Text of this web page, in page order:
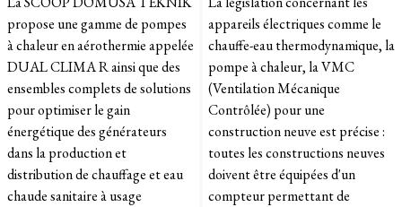
propose une gamme de pompes
à chaleur en aérothermie appelée
DUAL CLIMA R ainsi que des
ensembles complets de solutions
pour optimiser le gain
énergétique des générateurs
dans la production et
distribution de chauffage et eau
chaude sanitaire à usage
appareils électriques comme le
chauffe-eau thermodynamique, la
pompe à chaleur, la VMC
(Ventilation Mécanique
Contrôlée) pour une
construction neuve est précise :
toutes les constructions neuves
doivent être équipées d'un
compteur permettant de